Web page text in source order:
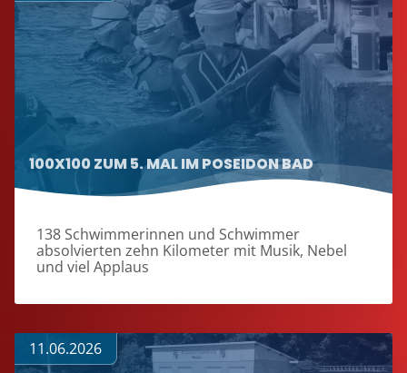
100X100 ZUM 5. MAL IM POSEIDON BAD
138 Schwimmerinnen und Schwimmer
absolvierten zehn Kilometer mit Musik, Nebel
und viel Applaus
11.06.2026